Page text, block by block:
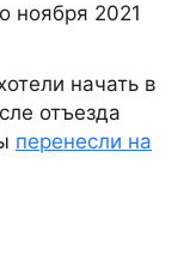
ноября 2021
начать в
отъезда
перенесли на